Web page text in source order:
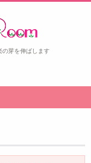
の芽を伸ばします